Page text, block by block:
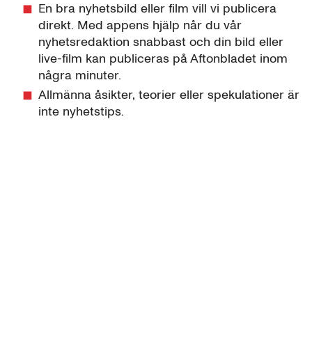
En bra nyhetsbild eller film vill vi publicera
direkt. Med appens hjälp når du vår
nyhetsredaktion snabbast och din bild eller
live-film kan publiceras på Aftonbladet inom
några minuter.
Allmänna åsikter, teorier eller spekulationer är
inte nyhetstips.